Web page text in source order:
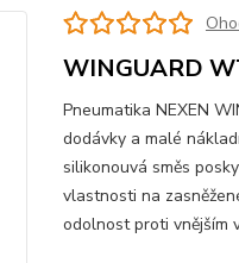
WINGUARD
Pneumatika NEXEN
dodávky a malé
silikonouvá směs
vlastnosti na
odolnost proti vnějším